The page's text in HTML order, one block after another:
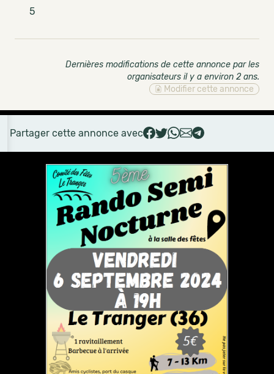
5
Dernières modifications de cette annonce par les
organisateurs il y a environ 2 ans.
Modifier cette annonce
Partager cette annonce avec